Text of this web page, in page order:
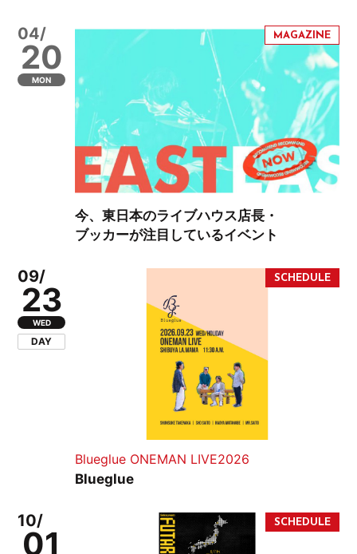
04/
20
MON
今、東日本のライブハウス店長・
ブッカーが注目しているイベント
09/
23
WED
DAY
Blueglue ONEMAN LIVE2026
Blueglue
10/
01